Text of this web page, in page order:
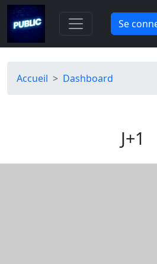
Aller au contenu principal
Se
Fil d'Ariane
Accueil Dashboard
J+1